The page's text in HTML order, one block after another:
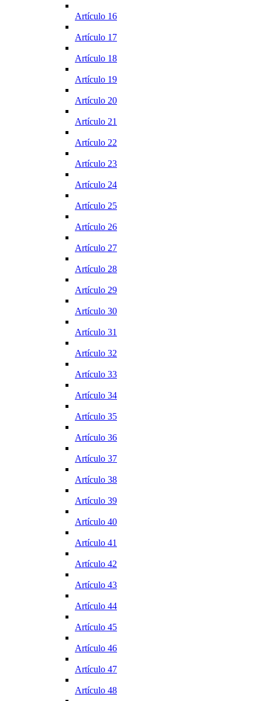
Artículo 16
Artículo 17
Artículo 18
Artículo 19
Artículo 20
Artículo 21
Artículo 22
Artículo 23
Artículo 24
Artículo 25
Artículo 26
Artículo 27
Artículo 28
Artículo 29
Artículo 30
Artículo 31
Artículo 32
Artículo 33
Artículo 34
Artículo 35
Artículo 36
Artículo 37
Artículo 38
Artículo 39
Artículo 40
Artículo 41
Artículo 42
Artículo 43
Artículo 44
Artículo 45
Artículo 46
Artículo 47
Artículo 48